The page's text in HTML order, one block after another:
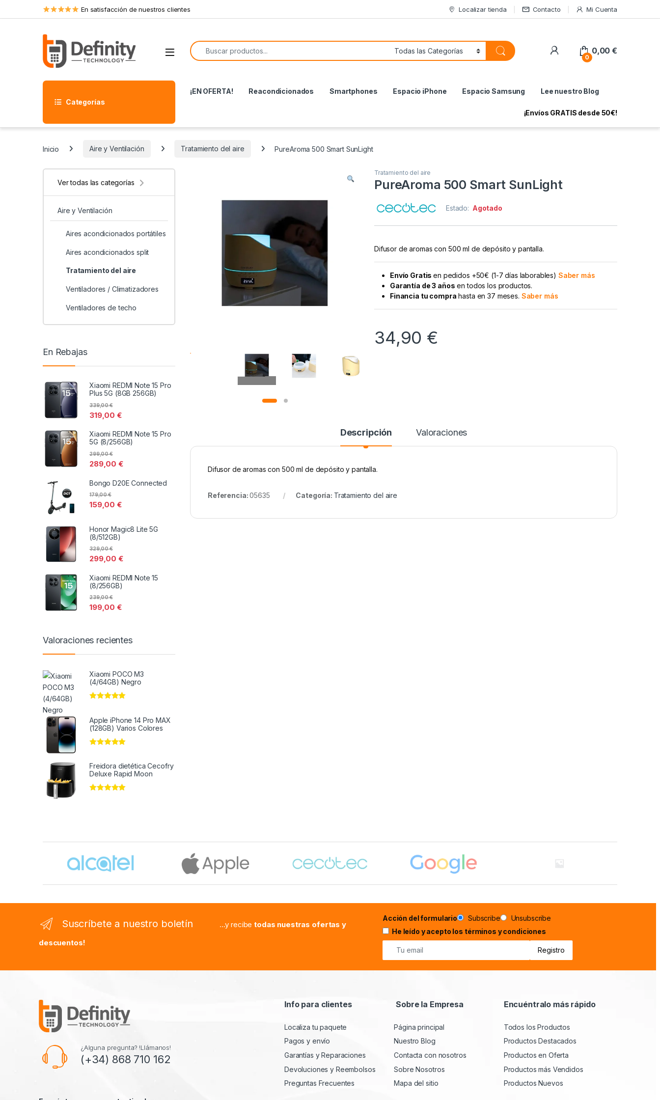
Skip to navigation
Skip to content En satisfacción de nuestros clientes Localizar tienda Contacto Mi Cuenta
Open
Search for:
My Account
0
0,00€
Categorías
¡EN OFERTA! Reacondicionados Smartphones Espacio iPhone Espacio Samsung Lee nuestro Blog
¡Envíos GRATIS desde 50€!
Inicio Aire y Ventilación Tratamiento del aire PureAroma 500 Smart SunLight
Tratamiento del aire
PureAroma 500 Smart SunLight
Estado: Agotado
Difusor de aromas con 500 ml de depósito y pantalla.
Envío Gratisen pedidos +50€ (1-7 días laborables) Saber más
Garantía de 3 años en todos los productos.
Financia tu compra hasta en 37 meses. Saber más
34,90 €
Descripción Valoraciones
Difusor de aromas con 500 ml de depósito y pantalla.
Referencia:05635 Categoría: Tratamiento del aire
Ver todas las categorías
Aire y Ventilación
Aires acondicionados portátiles
Aires acondicionados split
Tratamiento del aire
Ventiladores / Climatizadores
Ventiladores de techo
En Rebajas
Xiaomi REDMI Note 15 Pro
Plus 5G (8GB 256GB)
319,00€
339,00€
Xiaomi REDMI Note 15 Pro
5G (8/256GB)
289,00€
299,00€
Bongo D20E Connected
159,00€
179,00€
Honor Magic8 Lite 5G
(8/512GB)
299,00€
329,00€
Xiaomi REDMI Note 15
(8/256GB)
199,00€
239,00€
Valoraciones recientes
Xiaomi POCO M3
(4/64GB) Negro
Apple iPhone 14 Pro MAX
(128GB) Varios Colores
Freidora dietética Cecofry
Deluxe Rapid Moon
Suscríbete a nuestro boletín ...y recibetodas nuestras ofertas y
descuentos!
Acción del formulario Subscribe
Unsubscribe
He leído y acepto los términos y condiciones
¿Alguna pregunta? !Llámanos!
(+34) 868 710 162
Info para clientes
Localiza tu paquete
Pagos y envío
Garantías y Reparaciones
Devoluciones y Reembolsos
Preguntas Frecuentes
Sobre la Empresa
Página principal
Nuestro Blog
Contacta con nosotros
Sobre Nosotros
Mapa del sitio
Encuéntralo más rápido
Todos los Productos
Productos Destacados
Productos en Oferta
Productos más Vendidos
Productos Nuevos